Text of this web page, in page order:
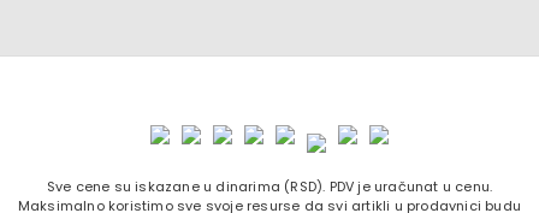
Sve cene su iskazane u dinarima (RSD). PDV je uračunat u cenu.
Maksimalno koristimo sve svoje resurse da svi artikli u prodavnici budu